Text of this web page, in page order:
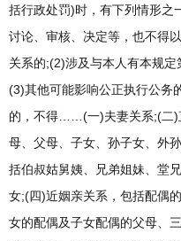
括行政处罚)时，有下列情形之
讨论、审核、决定等，也不得
关系的;(2)涉及与本人有本规
(3)其他可能影响公正执行公务
的，不得……(一)夫妻关系;(二)
母、父母、子女、孙子女、外
括伯叔姑舅姨、兄弟姐妹、堂
女;(四)近姻亲关系，包括配偶
女的配偶及子女配偶的父母、